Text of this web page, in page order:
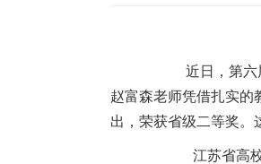
近日，第六届
赵富森老师凭借扎实的
出，荣获‌省级二等奖‌。
江苏省高